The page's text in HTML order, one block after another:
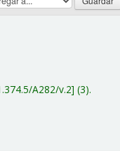
A282/v.2 (3).